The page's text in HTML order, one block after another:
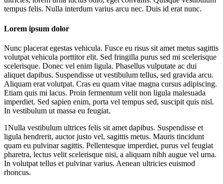
tempus felis. Nulla interdum varius arcu nec. Duis id erat nunc.
Lorem ipsum dolor
Nunc placerat egestas vehicula. Fusce eu risus sit amet metus sagittis
volutpat vehicula porttitor elit. Sed fringilla purus sed mi scelerisque
scelerisque. Donec vel enim ligula. Phasellus vulputate ac dui
aliquet dapibus. Suspendisse ut vestibulum tellus, sed gravida arcu.
Aliquam erat volutpat. Cras eu quam vitae magna cursus adipiscing.
Etiam quis mi lacus. Proin fermentum velit non ligula malesuada
imperdiet. Sed sapien enim, porta vel tempus sed, suscipit quis nisl.
In vestibulum ut massa eu feugiat.
1Nulla vestibulum ultrices felis sit amet dapibus. Suspendisse et
ligula hendrerit, auctor justo vel, sagittis metus. Mauris tincidunt
quam eu pulvinar sagittis. Pellentesque imperdiet, purus vel feugiat
pharetra, lectus velit scelerisque nisi, a aliquam nibh augue vel urna.
In volutpat tellus et pulvinar varius. Aenean ultricies euismod
rhoncus.